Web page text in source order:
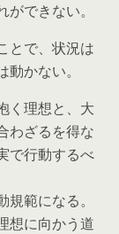
できない。
とで、状況は
かない。
く理想と、大
わざるを得な
で行動するべ
範になる。
想に向かう道